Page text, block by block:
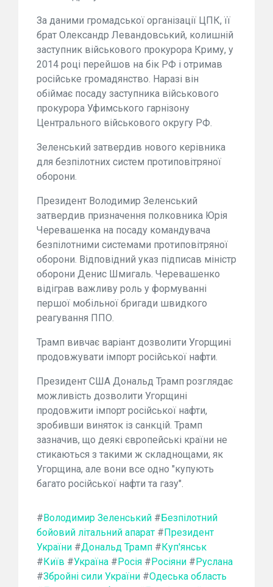
За даними громадської організації ЦПК, її
брат Олександр Левандовський, колишній
заступник військового прокурора Криму, у
2014 році перейшов на бік РФ і отримав
російське громадянство. Наразі він
обіймає посаду заступника військового
прокурора Уфимського гарнізону
Центрального військового округу РФ.
Зеленський затвердив нового керівника
для безпілотних систем протиповітряної
оборони.
Президент Володимир Зеленський
затвердив призначення полковника Юрія
Черевашенка на посаду командувача
безпілотними системами протиповітряної
оборони. Відповідний указ підписав міністр
оборони Денис Шмигаль. Черевашенко
відіграв важливу роль у формуванні
першої мобільної бригади швидкого
реагування ППО.
Трамп вивчає варіант дозволити Угорщині
продовжувати імпорт російської нафти.
Президент США Дональд Трамп розглядає
можливість дозволити Угорщині
продовжити імпорт російської нафти,
зробивши виняток із санкцій. Трамп
зазначив, що деякі європейські країни не
стикаються з такими ж складнощами, як
Угорщина, але вони все одно "купують
багато російської нафти та газу".
#Володимир Зеленський #Безпілотний
бойовий літальний апарат #Президент
України #Дональд Трамп #Куп'янськ
#Київ #Україна #Росія #Росіяни #Руслана
#Збройні сили України #Одеська область